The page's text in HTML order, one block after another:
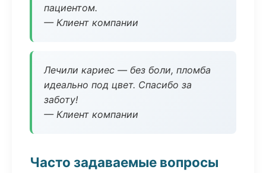
пациентом.
— Клиент компании
Лечили кариес — без боли, пломба
идеально под цвет. Спасибо за
заботу!
— Клиент компании
Часто задаваемые вопросы